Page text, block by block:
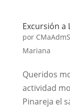
Excursión a
por
Mariana
Queridos
actividad
Pinareja el